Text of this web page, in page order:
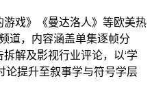
戏》《曼达洛人》等欧美热
道，内容涵盖单集逐帧分
解及影视行业评论，以‘学
论提升至叙事学与符号学层